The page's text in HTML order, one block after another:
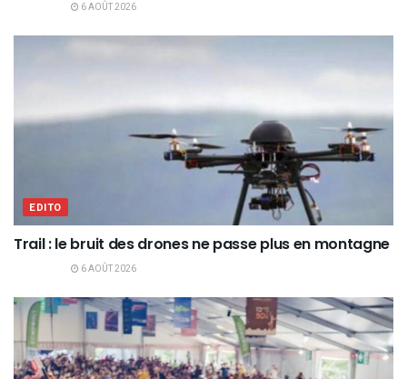
6 AOÛT 2026
EDITO
Trail : le bruit des drones ne passe plus en montagne
6 AOÛT 2026